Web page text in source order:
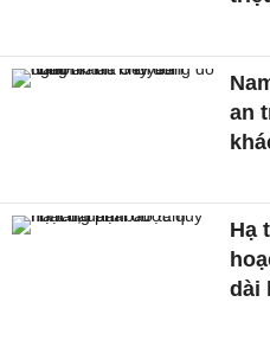
an
Hạ
dài